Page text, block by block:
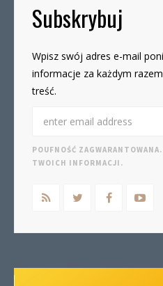
Subskrybuj
Wpisz swój adres e-mail
informacje za każdym
treść.
POUFNOŚĆ
TWOICH INFORMACJI.